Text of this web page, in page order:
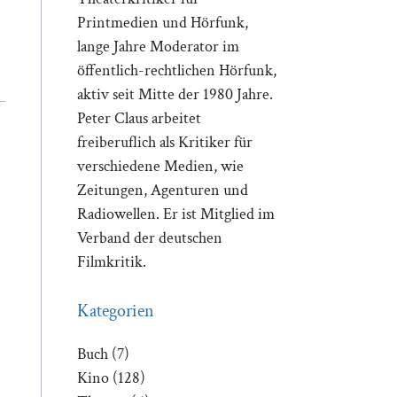
Printmedien und Hörfunk,
lange Jahre Moderator im
öffentlich-rechtlichen Hörfunk,
aktiv seit Mitte der 1980 Jahre.
Peter Claus arbeitet
freiberuflich als Kritiker für
verschiedene Medien, wie
Zeitungen, Agenturen und
Radiowellen. Er ist Mitglied im
Verband der deutschen
Filmkritik.
Kategorien
Buch (7)
Kino (128)